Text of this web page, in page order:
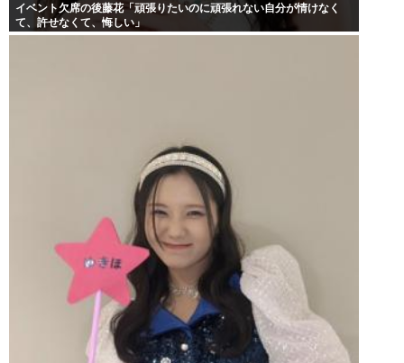
イベント欠席の後藤花「頑張りたいのに頑張れない自分が情けなく
て、許せなくて、悔しい」